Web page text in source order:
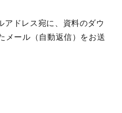
アドレス宛に、資料のダウ
メール（自動返信）をお送